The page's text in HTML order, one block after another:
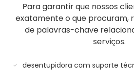
Para garantir que nossos
exatamente o que procuram,
de palavras-chave
serviços.
desentupidora com suporte